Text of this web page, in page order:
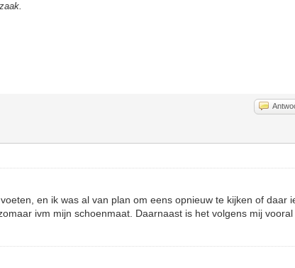
en ik was al van plan om eens opnieuw te kijken of daar
ivm mijn schoenmaat. Daarnaast is het volgens mij vooral